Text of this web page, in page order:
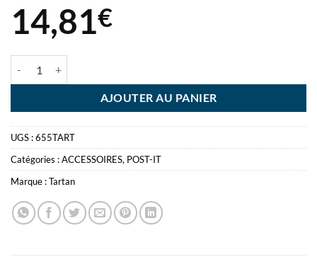
14,81€
AJOUTER AU PANIER
UGS :655TART
Catégories :ACCESSOIRES, POST-IT
Marque :Tartan